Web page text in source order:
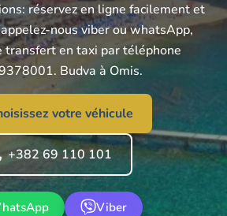
réservez en ligne facilement et
nous viber ou whatsApp,
transfert en taxi par téléphone
Budva à Omis.
votre véhicule
+382 69 110 101
Viber